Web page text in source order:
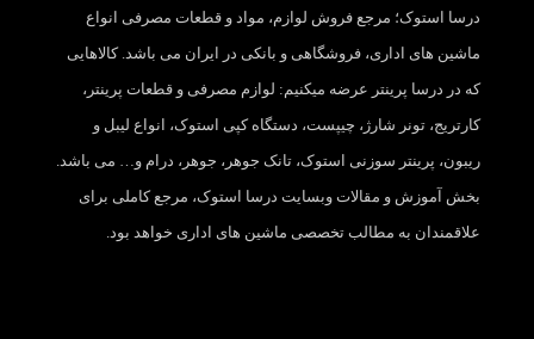
درسا استوک؛ مرجع فروش لوازم، مواد و قطعات مصرفی انواع
ماشین های اداری، فروشگاهی و بانکی در ایران می باشد. کالاهایی
که در درسا پرینتر عرضه میکنیم: لوازم مصرفی و قطعات پرینتر،
کارتریج، تونر شارژ، چیپست، دستگاه کپی استوک، انواع لیبل و
ریبون، پرینتر سوزنی استوک، تانک جوهر، جوهر، درام و… می باشد.
بخش آموزش و مقالات وبسایت درسا استوک، مرجع کاملی برای
علاقمندان به مطالب تخصصی ماشین های اداری خواهد بود.